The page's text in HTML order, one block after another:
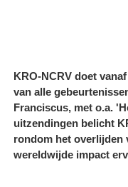
KRO-NCRV doet
van alle
Franciscus, met o.a.
uitzendingen belicht
rondom het overlijden
wereldwijde impact